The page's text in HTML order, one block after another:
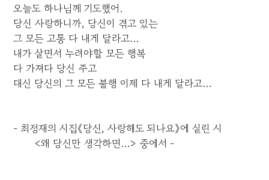
오늘도 하나님께 기도했어.
당신 사랑하니까, 당신이 겪고 있는
그 모든 고통 다 내게 달라고...
내가 살면서 누려야할 모든 행복
다 가져다 당신 주고
대신 당신의 그 모든 불행 이제 다 내게 달라고...
- 최정재의 시집《당신, 사랑해도 되나요》에 실린 시
<왜 당신만 생각하면...> 중에서 -